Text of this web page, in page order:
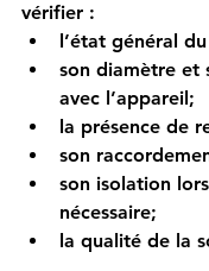
vérifier :
l’état général
son diamètre et
avec l’appareil;
la présence de
son
son isolation
nécessaire;
la qualité de la